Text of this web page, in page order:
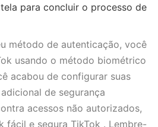
para concluir o processo de
método de autenticação, você
usando o método biométrico
acabou de configurar suas
de segurança
acessos não autorizados,
fácil e segura TikTok . Lembre-